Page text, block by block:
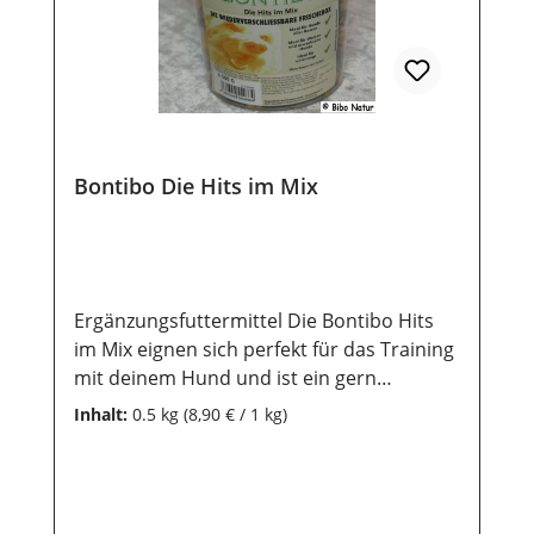
Zusatzstoffe:Konservierungsstoffe und
Farbstoffe Lagerung:Damit unsere
Produkte auch nach dem Kauf noch lange
haltbar bleiben, ist eine trockene und
sollten sie vor direkter
Sonneneinstrahlung geschützt werden,
Bontibo Die Hits im Mix
Ergänzungsfuttermittel Die Bontibo Hits
im Mix eignen sich perfekt für das Training
mit deinem Hund und ist ein gern
genommens Leckerlie im Alltag. Die
Inhalt: 0.5 kg (8,90 € / 1 kg)